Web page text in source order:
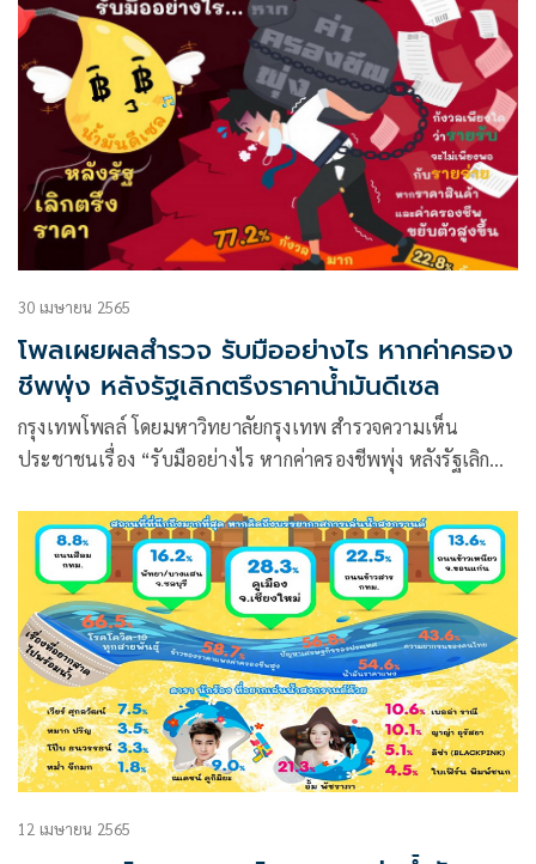
จำนวนเที่ยววิ่งลง เหตุไม่สามารถแบกต้นทุนค่าน้ำมัน
30 เมษายน 2565
โพลเผยผลสำรวจ รับมืออย่างไร หากค่าครอง
ชีพพุ่ง หลังรัฐเลิกตรึงราคาน้ำมันดีเซล
กรุงเทพโพลล์ โดยมหาวิทยาลัยกรุงเทพ สำรวจความเห็น
ประชาชนเรื่อง “รับมืออย่างไร หากค่าครองชีพพุ่ง หลังรัฐเลิก
จำนวน 1,038 คน เมื่อวันที่ 25-28 เมษายน ที่ผ่านมาพบว่า
12 เมษายน 2565